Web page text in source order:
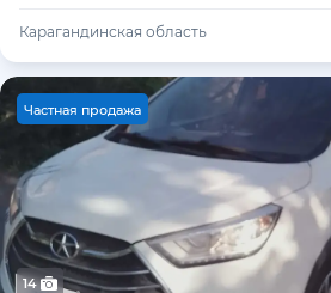
Карагандинская область
Частная продажа
14